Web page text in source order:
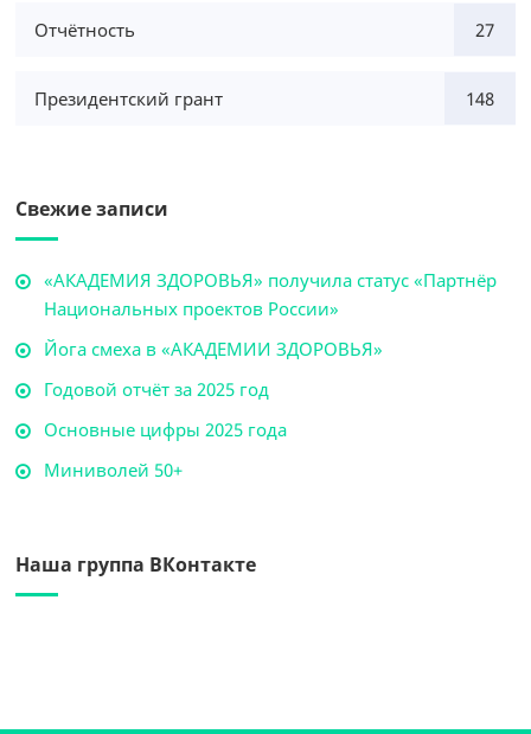
Отчётность 27
Президентский грант 148
Свежие записи
«АКАДЕМИЯ ЗДОРОВЬЯ» получила статус «Партнёр
Национальных проектов России»
Йога смеха в «АКАДЕМИИ ЗДОРОВЬЯ»
Годовой отчёт за 2025 год
Основные цифры 2025 года
Миниволей 50+
Наша группа ВКонтакте